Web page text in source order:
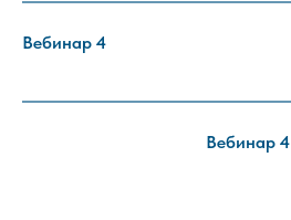
Вебинар 4
Вебинар 4